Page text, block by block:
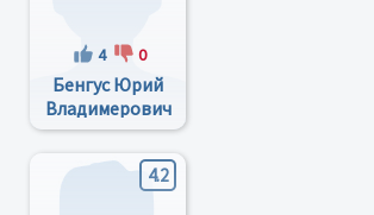
4 0
Бенгус Юрий
Владимерович
4.2